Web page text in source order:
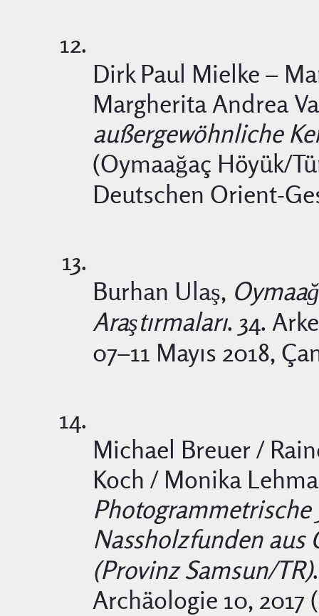
Dirk Paul Mielke –
Margherita Andrea
außergewöhnliche
(Oymaağaç Höyük/
Deutschen Orient-
Burhan Ulaş,
Araştırmaları. 34.
07–11 Mayıs 2018,
Michael Breuer /
Koch / Monika
Nassholzfunden aus
(Provinz Samsun/TR)
Archäologie 10, 2017